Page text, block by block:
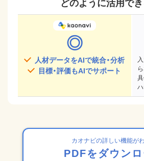
◎
人材データをAIで統合・分析
目標・評価もAIでサポート
カオナビの詳しい機能が
PDFをダウン